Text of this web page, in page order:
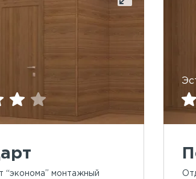
“эконома” монтажный